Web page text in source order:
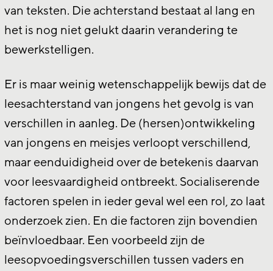
van teksten. Die achterstand bestaat al lang en
het is nog niet gelukt daarin verandering te
bewerkstelligen.
Er is maar weinig wetenschappelijk bewijs dat de
leesachterstand van jongens het gevolg is van
verschillen in aanleg. De (hersen)ontwikkeling
van jongens en meisjes verloopt verschillend,
maar eenduidigheid over de betekenis daarvan
voor leesvaardigheid ontbreekt. Socialiserende
factoren spelen in ieder geval wel een rol, zo laat
onderzoek zien. En die factoren zijn bovendien
beïnvloedbaar. Een voorbeeld zijn de
leesopvoedingsverschillen tussen vaders en